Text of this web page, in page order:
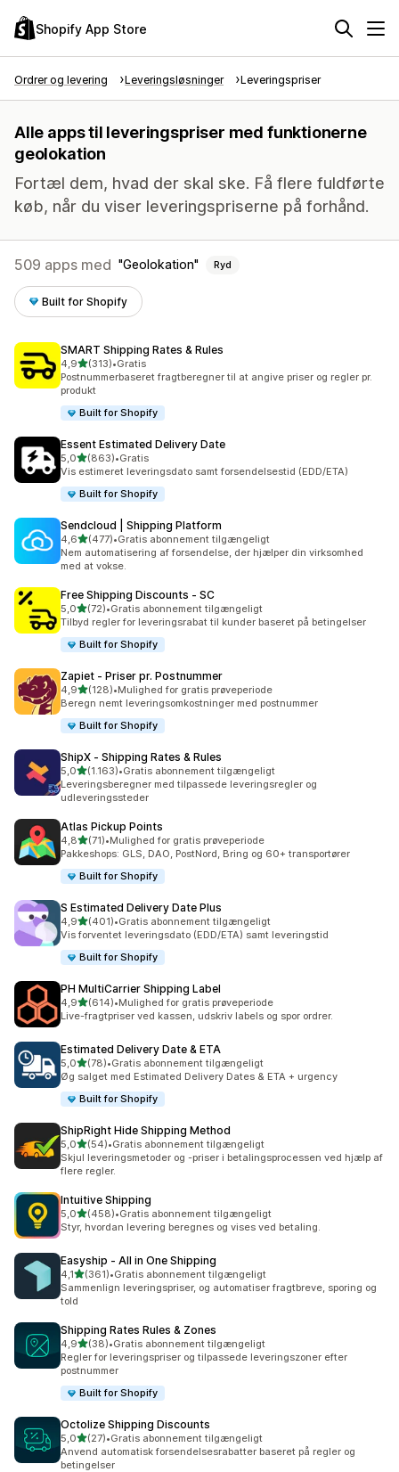
Shopify App Store
Ordrer og levering Leveringsløsninger Leveringspriser
Alle apps til leveringspriser med funktionerne
geolokation
Fortæl dem, hvad der skal ske. Få flere fuldførte
køb, når du viser leveringspriserne på forhånd.
509 apps med Geolokation Ryd
Built for Shopify
SMART Shipping Rates & Rules
4,9ud af 5 stjerner
(313)
313 anmeldelser i alt
•Gratis
Postnummerbaseret fragtberegner til at angive priser og regler pr.
produkt
Built for Shopify
Essent Estimated Delivery Date
5,0ud af 5 stjerner
(863)
863 anmeldelser i alt
•Gratis
Vis estimeret leveringsdato samt forsendelsestid (EDD/ETA)
Built for Shopify
Sendcloud | Shipping Platform
4,6ud af 5 stjerner
(477)
477 anmeldelser i alt
•Gratis abonnement tilgængeligt
Nem automatisering af forsendelse, der hjælper din virksomhed
med at vokse.
Free Shipping Discounts ‑ SC
5,0ud af 5 stjerner
(72)
72 anmeldelser i alt
•Gratis abonnement tilgængeligt
Tilbyd regler for leveringsrabat til kunder baseret på betingelser
Built for Shopify
Zapiet ‑ Priser pr. Postnummer
4,9ud af 5 stjerner
(128)
128 anmeldelser i alt
•Mulighed for gratis prøveperiode
Beregn nemt leveringsomkostninger med postnummer
Built for Shopify
ShipX ‑ Shipping Rates & Rules
5,0ud af 5 stjerner
(1.163)
1163 anmeldelser i alt
•Gratis abonnement tilgængeligt
Leveringsberegner med tilpassede leveringsregler og
udleveringssteder
Atlas Pickup Points
4,8ud af 5 stjerner
(71)
71 anmeldelser i alt
•Mulighed for gratis prøveperiode
Pakkeshops: GLS, DAO, PostNord, Bring og 60+ transportører
Built for Shopify
S Estimated Delivery Date Plus
4,9ud af 5 stjerner
(401)
401 anmeldelser i alt
•Gratis abonnement tilgængeligt
Vis forventet leveringsdato (EDD/ETA) samt leveringstid
Built for Shopify
PH MultiCarrier Shipping Label
4,9ud af 5 stjerner
(614)
614 anmeldelser i alt
•Mulighed for gratis prøveperiode
Live-fragtpriser ved kassen, udskriv labels og spor ordrer.
Estimated Delivery Date & ETA
5,0ud af 5 stjerner
(78)
78 anmeldelser i alt
•Gratis abonnement tilgængeligt
Øg salget med Estimated Delivery Dates & ETA + urgency
Built for Shopify
ShipRight Hide Shipping Method
5,0ud af 5 stjerner
(54)
54 anmeldelser i alt
•Gratis abonnement tilgængeligt
Skjul leveringsmetoder og -priser i betalingsprocessen ved hjælp af
flere regler.
Intuitive Shipping
5,0ud af 5 stjerner
(458)
458 anmeldelser i alt
•Gratis abonnement tilgængeligt
Styr, hvordan levering beregnes og vises ved betaling.
Easyship ‑ All in One Shipping
4,1ud af 5 stjerner
(361)
361 anmeldelser i alt
•Gratis abonnement tilgængeligt
Sammenlign leveringspriser, og automatiser fragtbreve, sporing og
told
Shipping Rates Rules & Zones
4,9ud af 5 stjerner
(38)
38 anmeldelser i alt
•Gratis abonnement tilgængeligt
Regler for leveringspriser og tilpassede leveringszoner efter
postnummer
Built for Shopify
Octolize Shipping Discounts
5,0ud af 5 stjerner
(27)
27 anmeldelser i alt
•Gratis abonnement tilgængeligt
Anvend automatisk forsendelsesrabatter baseret på regler og
betingelser